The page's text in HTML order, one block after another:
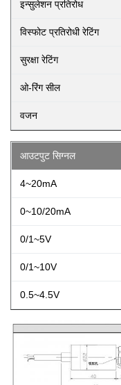
इन्सुलेशन प्रतिरोध
विस्फोट प्रतिरोधी रेटिंग
सुरक्षा रेटिंग
ओ-रिंग सील
वजन
आउटपुट सिग्नल
4~20mA
0~10/20mA
0/1~5V
0/1~10V
0.5~4.5V